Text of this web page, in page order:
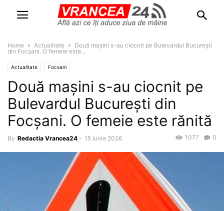
Home Actualitate
Două mașini s-au ciocnit pe Bulevardul București
din Focșani. O femeie este...
Actualitate Focsani
Două mașini s-au ciocnit pe
Bulevardul București din
Focșani. O femeie este rănită
By Redactia Vrancea24 - 15 iunie 2026 0
1077